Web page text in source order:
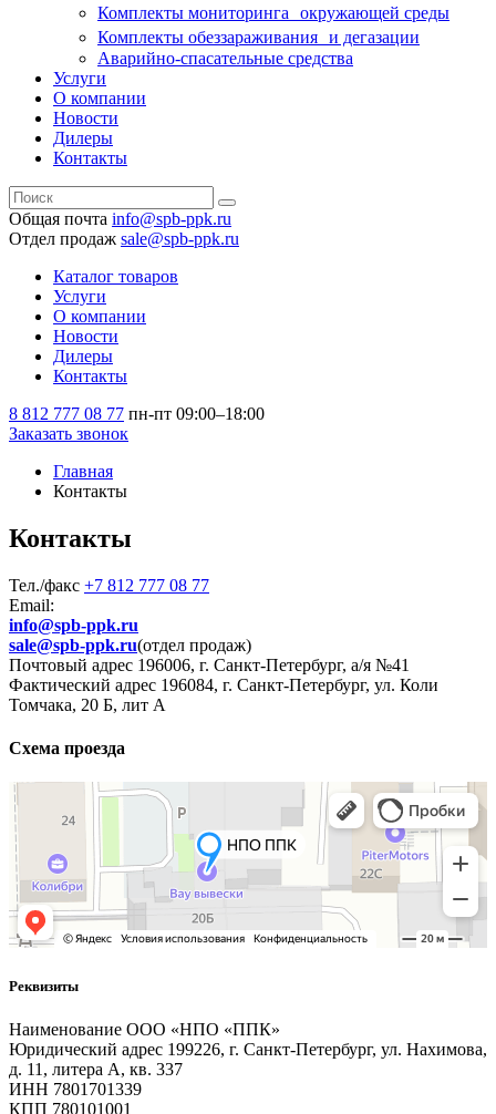
Комплекты мониторинга окружающей среды
Комплекты обеззараживания и дегазации
Аварийно-спасательные средства
Услуги
О компании
Новости
Дилеры
Контакты
Общая почта info@spb-ppk.ru
Отдел продаж sale@spb-ppk.ru
Каталог товаров
Услуги
О компании
Новости
Дилеры
Контакты
8 812 777 08 77 пн-пт 09:00–18:00
Заказать звонок
Главная
Контакты
Контакты
Тел./факс +7 812 777 08 77
Email:
info@spb-ppk.ru
sale@spb-ppk.ru(отдел продаж)
Почтовый адрес 196006, г. Санкт-Петербург, а/я №41
Фактический адрес 196084, г. Санкт-Петербург, ул. Коли
Томчака, 20 Б, лит А
Схема проезда
Реквизиты
Наименование ООО «НПО «ППК»
Юридический адрес 199226, г. Санкт-Петербург, ул. Нахимова,
д. 11, литера А, кв. 337
ИНН 7801701339
КПП 780101001